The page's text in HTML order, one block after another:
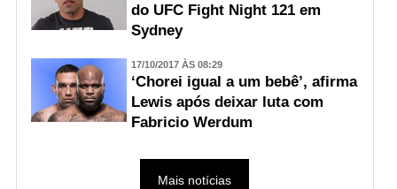
do UFC Fight Night 121 em
Sydney
17/10/2017 ÀS 08:29
‘Chorei igual a um bebê’, afirma
Lewis após deixar luta com
Fabricio Werdum
Mais notícias